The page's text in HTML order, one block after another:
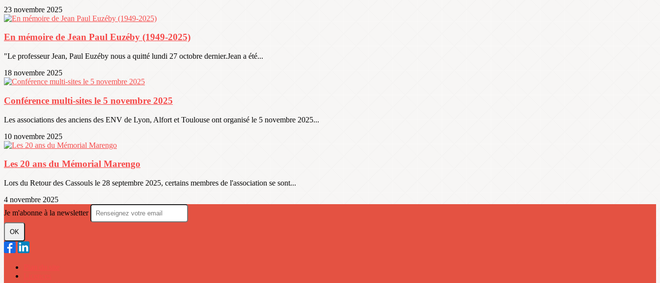
23 novembre 2025
En mémoire de Jean Paul Euzéby (1949-2025)
"Le professeur Jean, Paul Euzéby nous a quitté lundi 27 octobre dernier.Jean a été...
18 novembre 2025
Conférence multi-sites le 5 novembre 2025
Les associations des anciens des ENV de Lyon, Alfort et Toulouse ont organisé le 5 novembre 2025...
10 novembre 2025
Les 20 ans du Mémorial Marengo
Lors du Retour des Cassouls le 28 septembre 2025, certains membres de l'association se sont...
4 novembre 2025
Je m'abonne à la newsletter
OK